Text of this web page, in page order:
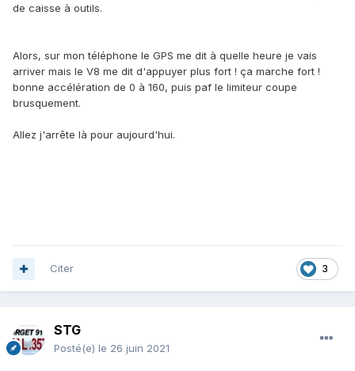
de caisse à outils.
Alors, sur mon téléphone le GPS me dit à quelle heure je vais
arriver mais le V8 me dit d'appuyer plus fort ! ça marche fort !
bonne accélération de 0 à 160, puis paf le limiteur coupe
brusquement.
Allez j'arrête là pour aujourd'hui.
3
Citer
STG
Posté(e) le 26 juin 2021